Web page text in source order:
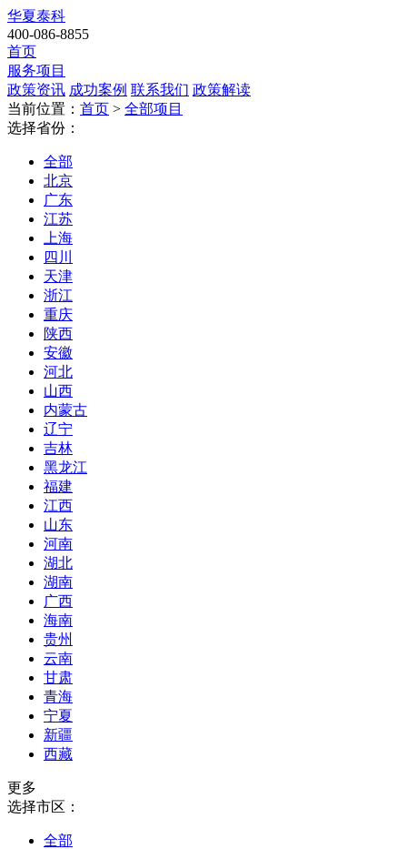
华夏泰科
400-086-8855
首页
服务项目
政策资讯 成功案例 联系我们 政策解读
当前位置： 首页 > 全部项目
选择省份：
全部
北京
广东
江苏
上海
四川
天津
浙江
重庆
陕西
安徽
河北
山西
内蒙古
辽宁
吉林
黑龙江
福建
江西
山东
河南
湖北
湖南
广西
海南
贵州
云南
甘肃
青海
宁夏
新疆
西藏
更多
选择市区：
全部